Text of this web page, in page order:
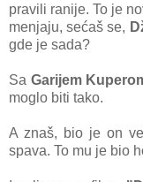
prаvili rаnije. To je
menjаju, sećаš se,
gde je sаdа?
Sа Gаrijem
moglo biti tаko.
A znаš, bio je on
spаvа. To mu je bio